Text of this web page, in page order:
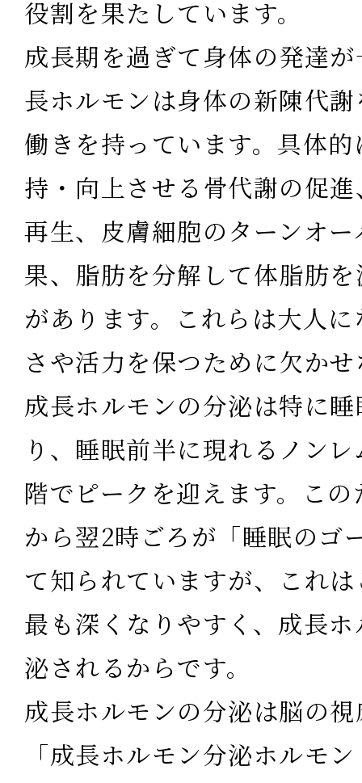
役割を果たしています。
成長期を過ぎて身体の発達
長ホルモンは身体の新陳代
働き を持っています。 具体
持・向上させる骨代謝の促
再生、皮膚細胞のターンオ
果、脂肪を分解して体脂肪
があります。これらは大人
さや活力を保つために欠か
成長ホルモンの分泌は特に
り、睡眠前半に現れるノン
階でピークを迎えます。こ
から翌2時ごろが「睡眠のゴ
て知られていますが、これ
最も深くなりやすく、成長
泌されるからです。
成長ホルモンの分泌は脳の
「成長ホルモン分泌ホルモ